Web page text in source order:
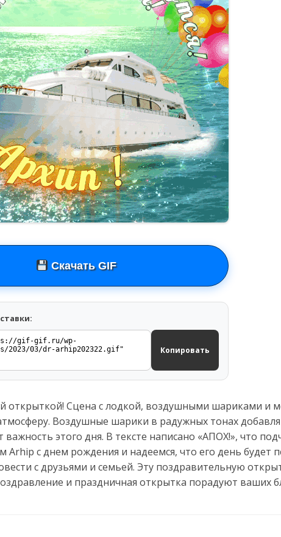
Скачать GIF
Копировать
открыткой! Сцена с лодкой, воздушными шариками и
Воздушные шарики в радужных тонах
этого дня. В тексте написано «АПОХ!», что
Arhip с днем рождения и надеемся, что его день будет
с друзьями и семьей. Эту поздравительную
и праздничная открытка порадуют ваших